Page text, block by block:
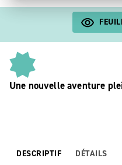
Une nouvelle aventure
DESCRIPTIF DÉTAILS